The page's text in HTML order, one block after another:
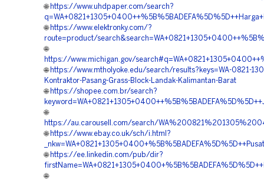
🌐 https://www.uhdpaper.com/search?
🌐 https://www.elektronky.com/?
route=product/
🌐
https://www.michigan.gov/
🌐 https://www.mtholyoke.edu/search/results?keys=WA-0821-
Kontraktor-Pasang-Grass-Block-Landak-Kalimantan-Barat
🌐 https://shopee.com.br/search?
🌐
https://au.carousell.com/search/
🌐 https://www.ebay.co.uk/sch/i.html?
🌐 https://ee.linkedin.com/pub/dir?
🌐